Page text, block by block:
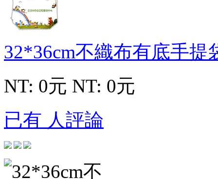
32*36cm不織布有底手提
NT: 0元 NT: 0元
已有 人評論